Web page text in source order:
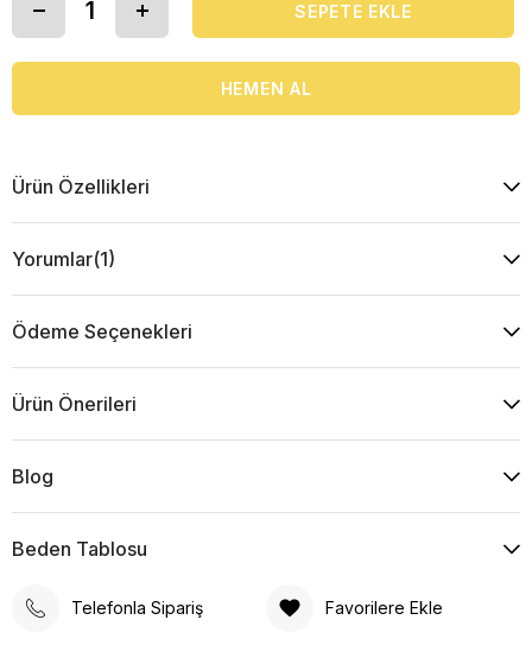
Ürün Özellikleri
Yorumlar(1)
Ödeme Seçenekleri
Ürün Önerileri
Blog
Beden Tablosu
Telefonla Sipariş Favorilere Ekle